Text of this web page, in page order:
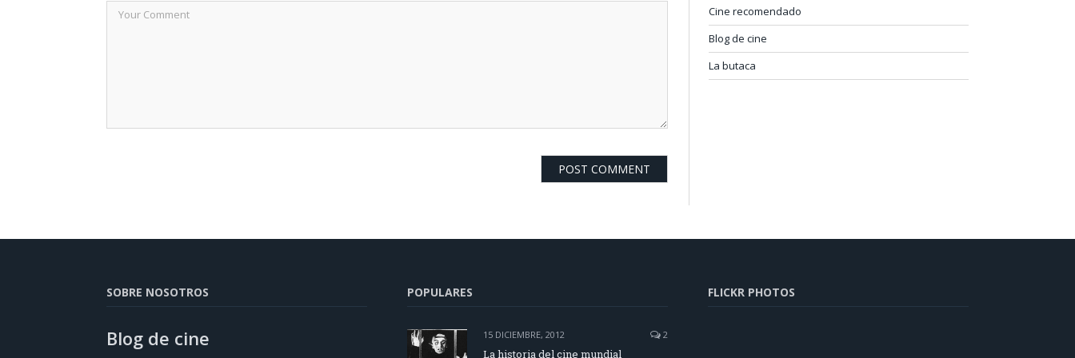
Cine recomendado
Blog de cine
La butaca
SOBRE NOSOTROS
Blog de cine
POPULARES
15 DICIEMBRE, 2012 2
La historia del cine mundial
FLICKR PHOTOS